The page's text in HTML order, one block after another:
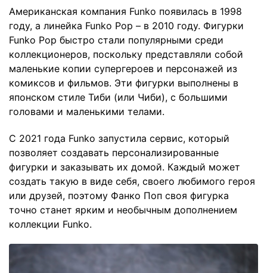
Американская компания Funko появилась в 1998
году, а линейка Funko Pop – в 2010 году. Фигурки
Funko Pop быстро стали популярными среди
коллекционеров, поскольку представляли собой
маленькие копии супергероев и персонажей из
комиксов и фильмов. Эти фигурки выполнены в
японском стиле Тиби (или Чиби), с большими
головами и маленькими телами.
С 2021 года Funko запустила сервис, который
позволяет создавать персонализированные
фигурки и заказывать их домой. Каждый может
создать такую в виде себя, своего любимого героя
или друзей, поэтому Фанко Поп своя фигурка
точно станет ярким и необычным дополнением
коллекции Funko.